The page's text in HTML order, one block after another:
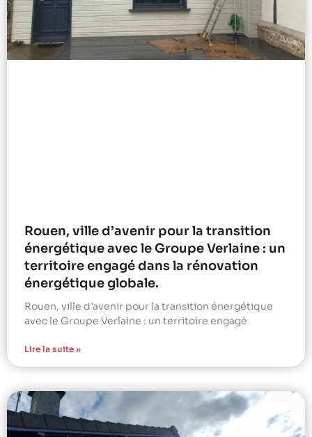
Rouen, ville d’avenir pour la transition
énergétique avec le Groupe Verlaine : un
territoire engagé dans la rénovation
énergétique globale.
Rouen, ville d’avenir pour la transition énergétique
avec le Groupe Verlaine : un territoire engagé
Lire la suite »